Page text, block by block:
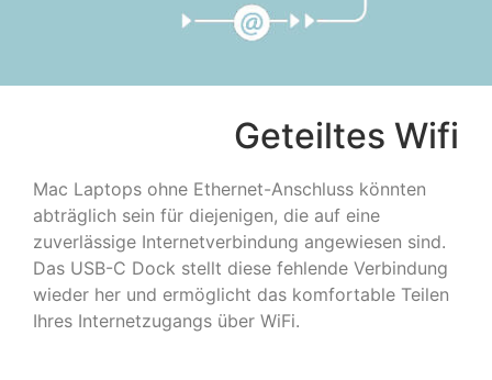
Geteiltes Wifi
Mac Laptops ohne Ethernet-Anschluss könnten
abträglich sein für diejenigen, die auf eine
zuverlässige Internetverbindung angewiesen sind.
Das USB-C Dock stellt diese fehlende Verbindung
wieder her und ermöglicht das komfortable Teilen
Ihres Internetzugangs über WiFi.